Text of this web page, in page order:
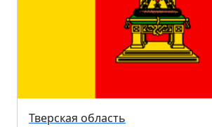
Тверская область